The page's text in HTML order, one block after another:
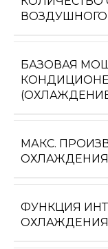
БАЗОВАЯ
МАКС.
ОХЛАЖДЕНИЯ
ФУНКЦИЯ
ОХЛАЖДЕНИЯ